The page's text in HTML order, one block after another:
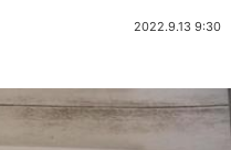
2022.9.13 9:30